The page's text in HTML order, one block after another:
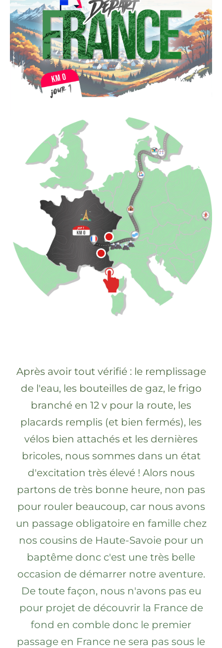
Après avoir tout vérifié : le remplissage
de l'eau, les bouteilles de gaz, le frigo
branché en 12 v pour la route, les
placards remplis (et bien fermés), les
vélos bien attachés et les dernières
bricoles, nous sommes dans un état
d'excitation très élevé ! Alors nous
partons de très bonne heure, non pas
pour rouler beaucoup, car nous avons
un passage obligatoire en famille chez
nos cousins de Haute-Savoie pour un
baptême donc c'est une très belle
occasion de démarrer notre aventure.
De toute façon, nous n'avons pas eu
pour projet de découvrir la France de
fond en comble donc le premier
passage en France ne sera pas sous le